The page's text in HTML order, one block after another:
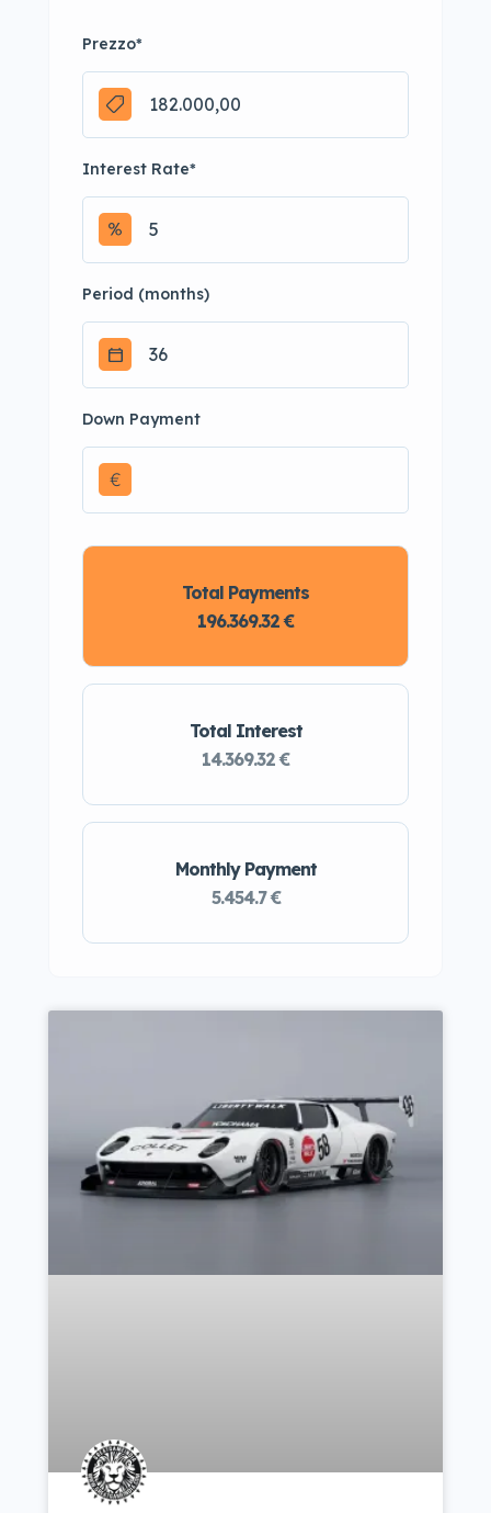
Prezzo*
Interest Rate*
Period (months)
Down Payment
€
Monthly Payment
5.454.7 €
Total Interest
14.369.32 €
Total Payments
196.369.32 €